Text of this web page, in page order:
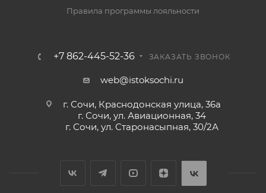
Правила программы лояльности
+7 862-445-52-36 ЗАКАЗАТЬ ЗВОНОК
web@istoksochi.ru
г. Сочи, Краснодонская улица, 36а
г. Сочи, ул. Авиационная, 34
г. Сочи, ул. Старонасыпная, 30/2А